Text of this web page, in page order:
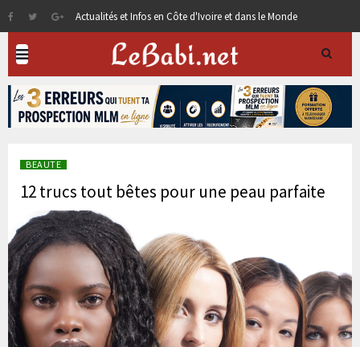
Actualités et Infos en Côte d'Ivoire et dans le Monde
BEAUTE
12 trucs tout bêtes pour une peau parfaite